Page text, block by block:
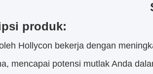
produk:
Hollycon bekerja dengan
mencapai potensi mutlak Anda